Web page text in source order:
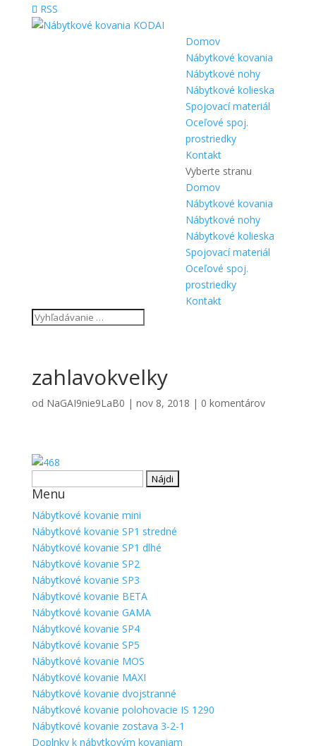
RSS
Domov
Nábytkové kovania
Nábytkové nohy
Nábytkové kolieska
Spojovací materiál
Oceľové spoj.
prostriedky
Kontakt
Vyberte stranu
Domov
Nábytkové kovania
Nábytkové nohy
Nábytkové kolieska
Spojovací materiál
Oceľové spoj.
prostriedky
Kontakt
zahlavokvelky
od NaGAI9nie9LaB0 | nov 8, 2018 | 0 komentárov
Menu
Nábytkové kovanie mini
Nábytkové kovanie SP1 stredné
Nábytkové kovanie SP1 dlhé
Nábytkové kovanie SP2
Nábytkové kovanie SP3
Nábytkové kovanie BETA
Nábytkové kovanie GAMA
Nábytkové kovanie SP4
Nábytkové kovanie SP5
Nábytkové kovanie MOS
Nábytkové kovanie MAXI
Nábytkové kovanie dvojstranné
Nábytkové kovanie polohovacie IS 1290
Nábytkové kovanie zostava 3-2-1
Doplnky k nábytkovým kovaniam